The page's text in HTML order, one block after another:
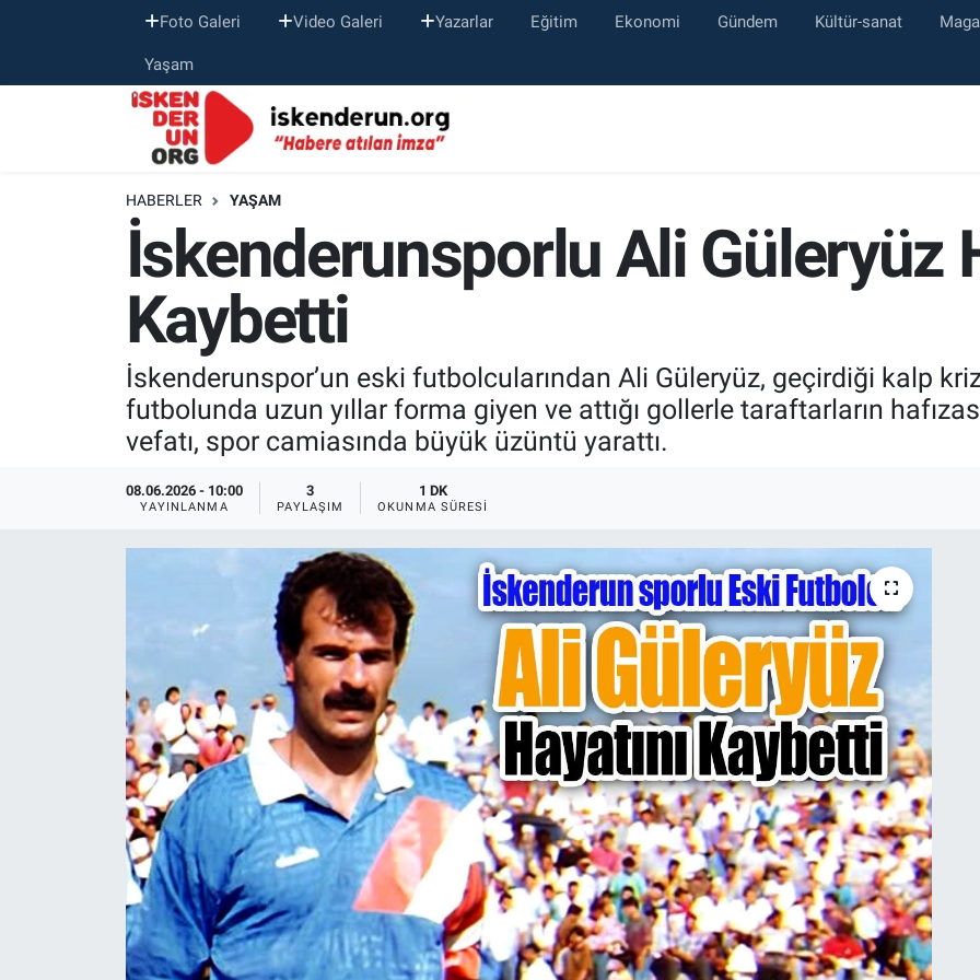
Foto Galeri Video Galeri Yazarlar Eğitim Ekonomi Gündem Kültür-sanat
Yaşam
HABERLER YAŞAM
İskenderunsporlu Ali Güleryüz
Kaybetti
İskenderunspor’un eski futbolcularından Ali Güleryüz, geçirdiği kalp
futbolunda uzun yıllar forma giyen ve attığı gollerle taraftarların
vefatı, spor camiasında büyük üzüntü yarattı.
08.06.2026 - 10:00
YAYINLANMA
3
PAYLAŞIM
1 DK
OKUNMA SÜRESI